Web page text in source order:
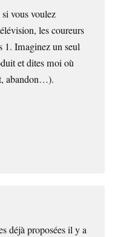
vous voulez
les coureurs
1. Imaginez un seul
et dites moi où
abandon…).
déjà proposées il y a